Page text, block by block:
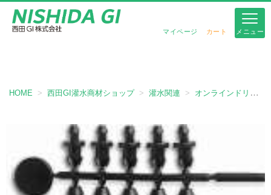
メニュー
カート
マイページ
HOME 西田GI灌水商材ショップ 灌水関連 オンラインドリッパー